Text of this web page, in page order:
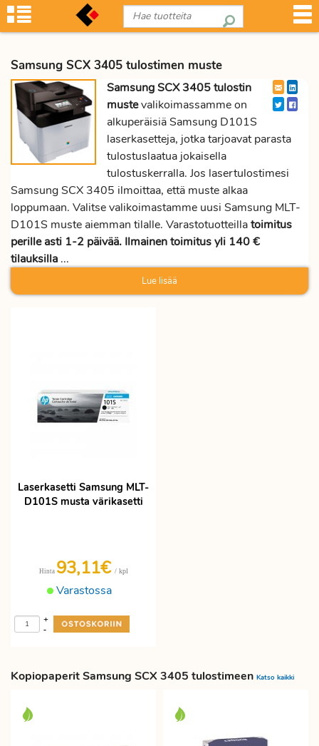
Samsung SCX 3405 tulostimen muste
Samsung SCX 3405 tulostin
mustevalikoimassamme on
alkuperäisiä Samsung D101S
laserkasetteja, jotka tarjoavat parasta
tulostuslaatua jokaisella
tulostuskerralla. Jos lasertulostimesi
Samsung SCX 3405 ilmoittaa, että muste alkaa
loppumaan. Valitse valikoimastamme uusi Samsung MLT-
D101S muste aiemman tilalle. Varastotuotteillatoimitus
perille asti 1-2 päivää. Ilmainen toimitus yli 140 €
tilauksilla ...
Lue lisää
Laserkasetti Samsung MLT-
D101S musta värikasetti
Varastossa
Hinta 93,11€ / kpl
-
+
Kopiopaperit Samsung SCX 3405 tulostimeen Katso kaikki